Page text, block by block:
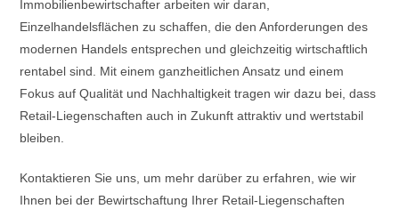
Immobilienbewirtschafter arbeiten wir daran,
Einzelhandelsflächen zu schaffen, die den Anforderungen des
modernen Handels entsprechen und gleichzeitig wirtschaftlich
rentabel sind. Mit einem ganzheitlichen Ansatz und einem
Fokus auf Qualität und Nachhaltigkeit tragen wir dazu bei, dass
Retail-Liegenschaften auch in Zukunft attraktiv und wertstabil
bleiben.
Kontaktieren Sie uns, um mehr darüber zu erfahren, wie wir
Ihnen bei der Bewirtschaftung Ihrer Retail-Liegenschaften